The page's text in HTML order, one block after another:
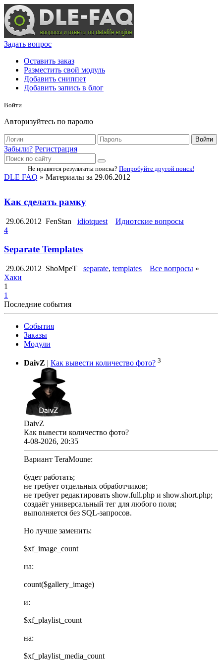
Задать вопрос
Оставить заказ
Разместить свой модуль
Добавить сниппет
Добавить запись в блог
Войти
Авторизуйтесь по паролю
Войти
Забыли? Регистрация
Не нравятся результаты поиска? Попробуйте другой поиск!
DLE FAQ » Материалы за 29.06.2012
Как сделать рамку
29.06.2012 FenStan idiotquest
Идиотские вопросы
4
Separate Templates
29.06.2012 ShoMpeT separate, templates Все вопросы »
Хаки
1
1
Последние события
События
Заказы
Модули
DaivZ Как вывести количество фото? 3
DaivZ
Как вывести количество фото?
4-08-2026, 20:35
Вариант TeraMoune:
будет работать;
не требует отдельных обработчиков;
не требует редактировать show.full.php и show.short.php;
создаёт универсальный тег для любого поля;
выполняется без SQL-запросов.
Но лучше заменить:
$xf_image_count
на:
count($gallery_image)
и:
$xf_playlist_count
на:
$xf_playlist_media_count